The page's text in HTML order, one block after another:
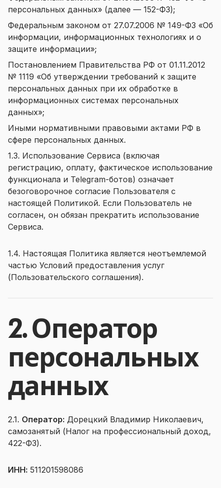
персональных данных» (далее — 152-ФЗ);
Федеральным законом от 27.07.2006 № 149-ФЗ «Об
информации, информационных технологиях и о
защите информации»;
Постановлением Правительства РФ от 01.11.2012
№ 1119 «Об утверждении требований к защите
персональных данных при их обработке в
информационных системах персональных
данных»;
Иными нормативными правовыми актами РФ в
сфере персональных данных.
1.3. Использование Сервиса (включая
регистрацию, оплату, фактическое использование
функционала и Telegram-ботов) означает
безоговорочное согласие Пользователя с
настоящей Политикой. Если Пользователь не
согласен, он обязан прекратить использование
Сервиса.
1.4. Настоящая Политика является неотъемлемой
частью Условий предоставления услуг
(Пользовательского соглашения).
2. Оператор
персональных
данных
2.1. Оператор: Дорецкий Владимир Николаевич,
самозанятый (Налог на профессиональный доход,
422-ФЗ).
ИНН: 511201598086